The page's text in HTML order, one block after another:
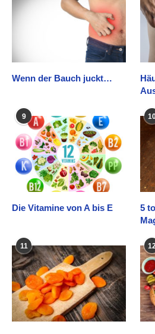
Wenn der Bauch juckt…
9
Die Vitamine von A bis E
5
11